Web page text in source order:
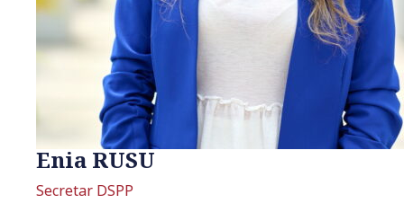
Enia RUSU
Secretar DSPP